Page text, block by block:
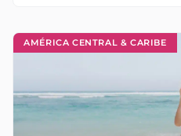
AMÉRICA CENTRAL & CARIBE